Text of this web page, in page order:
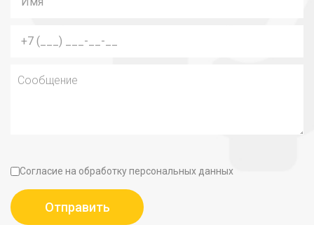
Согласие на обработку персональных данных